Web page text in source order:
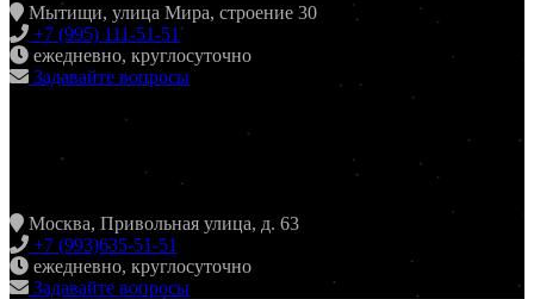
Мытищи, улица Мира, строение 30
+7 (995) 111-51-51
ежедневно, круглосуточно
Задавайте вопросы
Москва, Привольная улица, д. 63
+7 (993)635-51-51
ежедневно, круглосуточно
Задавайте вопросы